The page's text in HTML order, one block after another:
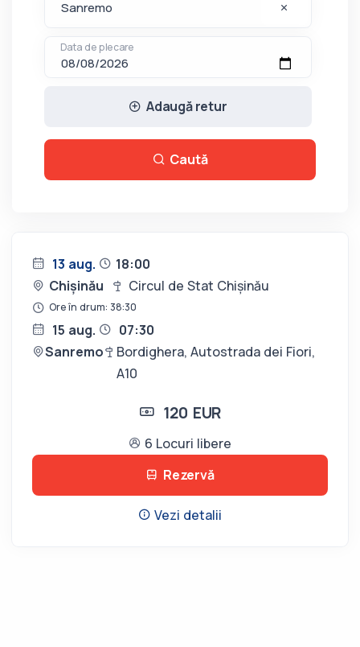
Data de plecare
Adaugă retur
Caută
13 aug.
18:00
Chișinău
Circul de Stat Chișinău
Ore în drum: 38:30
15 aug.
07:30
Sanremo
Bordighera, Autostrada dei Fiori,
A10
120 EUR
6 Locuri libere
Rezervă
Vezi detalii